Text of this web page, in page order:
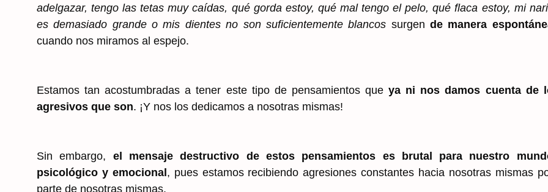
adelgazar, tengo las tetas muy caídas, qué gorda estoy, qué mal tengo el pelo, qué flaca estoy, mi
es demasiado grande o mis dientes no son suficientemente blancos surgende manera
cuando nos miramos al espejo.
Estamos tan acostumbradas a tener este tipo de pensamientos queya ni nos damos cuenta de
agresivos que son. ¡Y nos los dedicamos a nosotras mismas!
Sin embargo, el mensaje destructivo de estos pensamientos es brutal para nuestro
psicológico y emocional, pues estamos recibiendo agresiones constantes hacia nosotras mismas
parte de nosotras mismas.